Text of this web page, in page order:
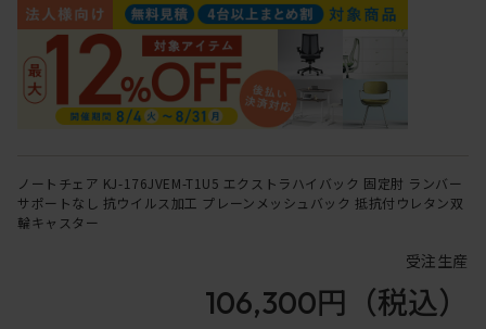
ノートチェア KJ-176JVEM-T1U5 エクストラハイバック 固定肘 ランバー
サポートなし 抗ウイルス加工 プレーンメッシュバック 抵抗付ウレタン双
輪キャスター
受注生産
106,300円 （税込）